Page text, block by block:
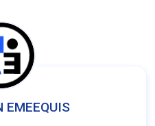
EMEEQUIS